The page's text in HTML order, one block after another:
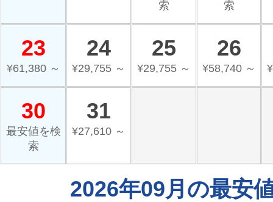
索
索
23
¥61,380 ～
24
¥29,755 ～
25
¥29,755 ～
26
¥58,740 ～
30
最安値を検
索
31
¥27,610 ～
2026年09月の最安